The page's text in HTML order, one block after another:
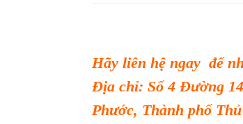
Hãy liên hệ ngay để
Địa chỉ: Số 4 Đường
Phước, Thành phố